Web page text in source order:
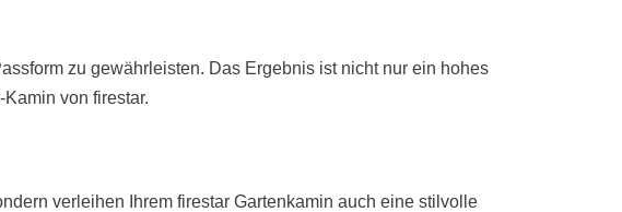
zu gewährleisten. Das Ergebnis ist nicht nur ein hohes
von firestar.
verleihen Ihrem firestar Gartenkamin auch eine stilvolle